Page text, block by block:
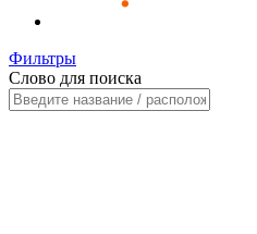
Фильтры
Слово для поиска